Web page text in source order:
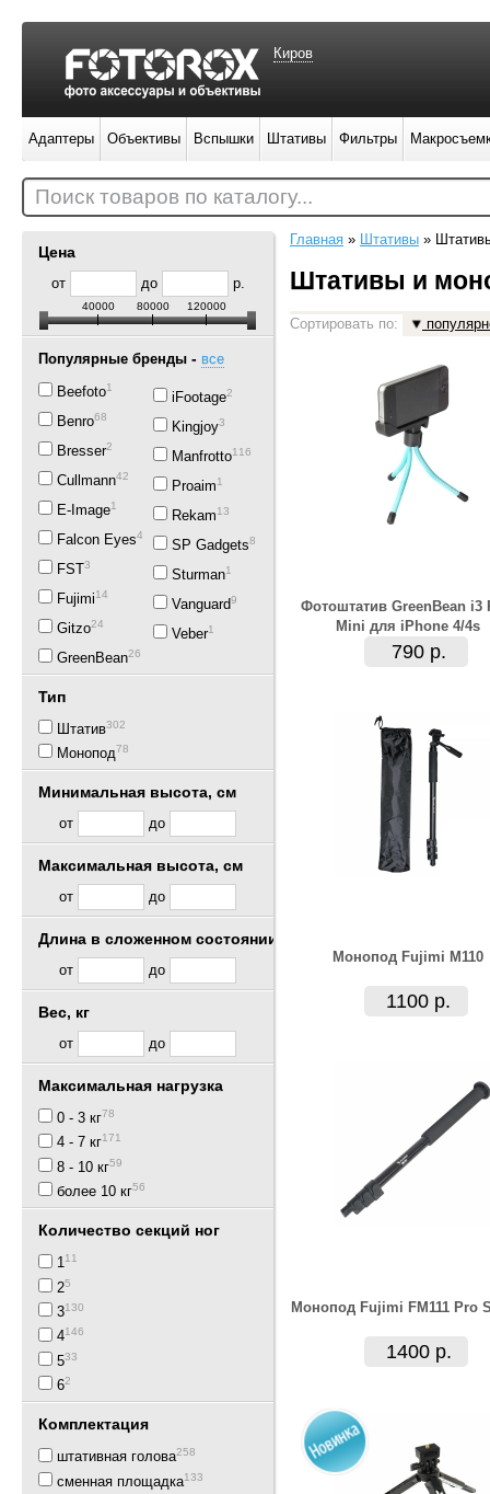
Цена
от до р.
40000 80000 120000
Популярные бренды - все
Beefoto1
Benro68
Bresser2
Cullmann42
E-Image1
Falcon Eyes43
FST3
Fujimi14
Gitzo24
GreenBean26
iFootage2
Kingjoy3
Manfrotto116
Proaim1
Rekam13
SP Gadgets8
Sturman1
Vanguard9
Veber1
Тип
Штатив302
Монопод78
Минимальная высота, см
от до
Максимальная высота, см
от до
Длина в сложенном состоянии, см
от до
Вес, кг
от до
Максимальная нагрузка
0 - 3 кг78
4 - 7 кг171
8 - 10 кг59
более 10 кг56
Количество секций ног
111
25
3130
4146
533
62
Комплектация
штативная голова258
сменная площадка133
Главная » Штативы »
Штативы и
Сортировать по:
Фотоштатив GreenBean i3
Mini для iPhone 4/4s
790 р.
Монопод Fujimi M110
1100 р.
Монопод Fujimi FM111 Pro
1400 р.
Киров
Адаптеры Объективы Вспышки Штативы Фильтры
Поиск товаров по каталогу...